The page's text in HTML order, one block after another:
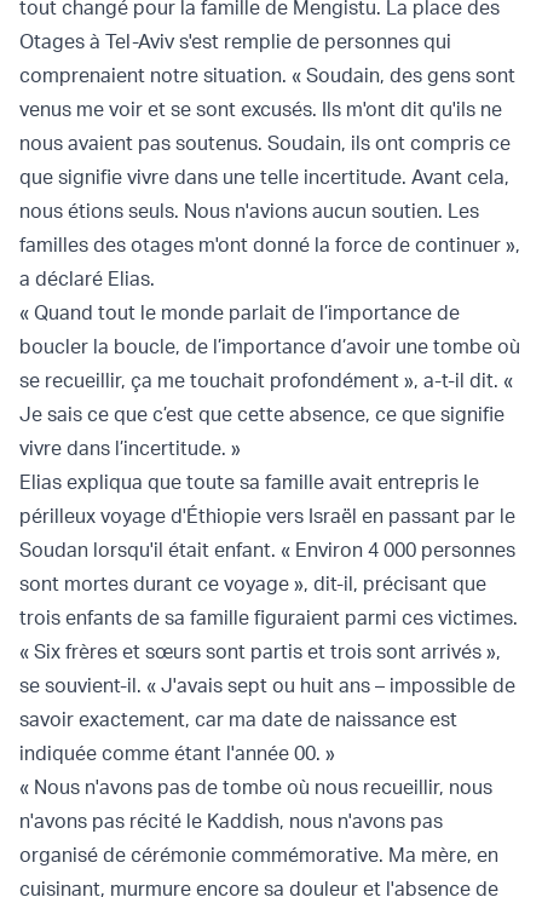
tout changé pour la famille de Mengistu. La place des
Otages à Tel-Aviv s'est remplie de personnes qui
comprenaient notre situation. « Soudain, des gens sont
venus me voir et se sont excusés. Ils m'ont dit qu'ils ne
nous avaient pas soutenus. Soudain, ils ont compris ce
que signifie vivre dans une telle incertitude. Avant cela,
nous étions seuls. Nous n'avions aucun soutien. Les
familles des otages m'ont donné la force de continuer »,
a déclaré Elias.
« Quand tout le monde parlait de l’importance de
boucler la boucle, de l’importance d’avoir une tombe où
se recueillir, ça me touchait profondément », a-t-il dit. «
Je sais ce que c’est que cette absence, ce que signifie
vivre dans l’incertitude. »
Elias expliqua que toute sa famille avait entrepris le
périlleux voyage d'Éthiopie vers Israël en passant par le
Soudan lorsqu'il était enfant. « Environ 4 000 personnes
sont mortes durant ce voyage », dit-il, précisant que
trois enfants de sa famille figuraient parmi ces victimes.
« Six frères et sœurs sont partis et trois sont arrivés »,
se souvient-il. « J'avais sept ou huit ans – impossible de
savoir exactement, car ma date de naissance est
indiquée comme étant l'année 00. »
« Nous n'avons pas de tombe où nous recueillir, nous
n'avons pas récité le Kaddish, nous n'avons pas
organisé de cérémonie commémorative. Ma mère, en
cuisinant, murmure encore sa douleur et l'absence de